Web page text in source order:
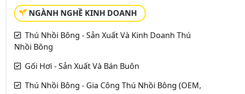
NGÀNH NGHỀ KINH DOANH
Thú Nhồi Bông - Sản Xuất Và Kinh Doanh Thú
Nhồi Bông
Gối Hơi - Sản Xuất Và Bán Buôn
Thú Nhồi Bông - Gia Công Thú Nhồi Bông (OEM,